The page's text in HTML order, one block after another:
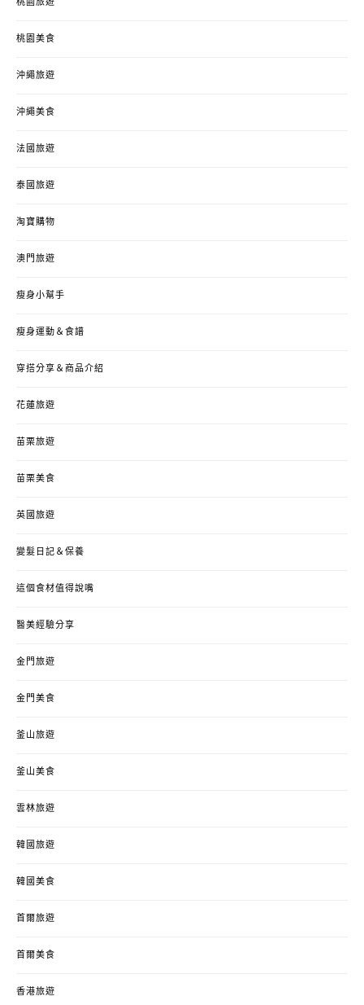
桃園旅遊
桃園美食
沖繩旅遊
沖繩美食
法國旅遊
泰國旅遊
淘寶購物
澳門旅遊
瘦身小幫手
瘦身運動＆食譜
穿搭分享＆商品介紹
花蓮旅遊
苗栗旅遊
苗栗美食
英國旅遊
變髮日記＆保養
這個食材值得說嘴
醫美經驗分享
金門旅遊
金門美食
釜山旅遊
釜山美食
雲林旅遊
韓國旅遊
韓國美食
首爾旅遊
首爾美食
香港旅遊